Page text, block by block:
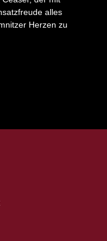
alles
Herzen zu